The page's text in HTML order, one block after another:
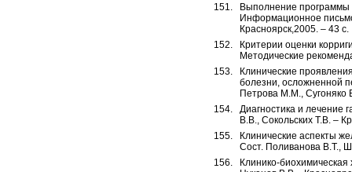
Выполнение программы
Информационное
Красноярск,2005. – 43 с.
Критерии оценки
Методические
Клинические
болезни, осложненной
Петрова М.М., Сугоняко
Диагностика и лечение
В.В., Сокольских Т.В. –
Клинические аспекты
Сост. Поливанова В.Т.,
Клинико-